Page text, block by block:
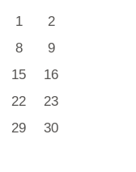
1
2
8
9
15
16
22
23
29
30